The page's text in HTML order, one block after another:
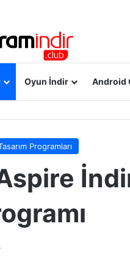
Oyun İndir Android
Programları